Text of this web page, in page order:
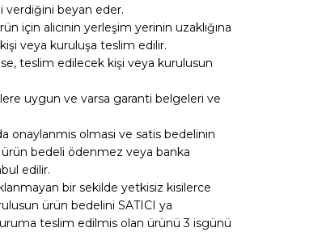
beyan eder.
için alicinin yerleşim yerinin uzaklığına
veya kuruluşa teslim edilir.
teslim edilecek kişi veya kurulusun
uygun ve varsa garanti belgeleri ve
onaylanmis olmasi ve satis bedelinin
bedeli ödenmez veya banka
edilir.
bir sekilde yetkisiz kisilerce
ürün bedelini SATICI ya
teslim edilmis olan ürünü 3 isgünü